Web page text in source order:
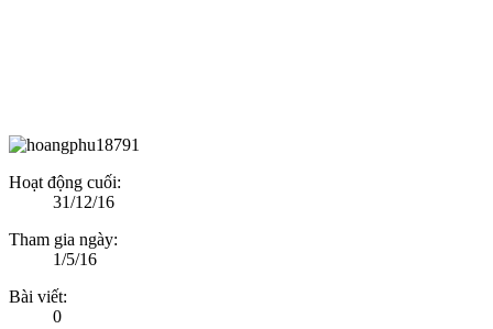
Hoạt động cuối:
31/12/16
Tham gia ngày:
1/5/16
Bài viết:
0